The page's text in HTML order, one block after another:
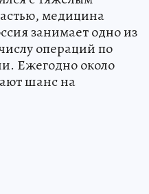
медицина
занимает одно из
операций по
Ежегодно около
шанс на